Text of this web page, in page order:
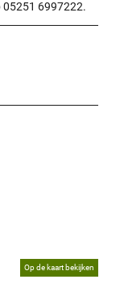
6997222.
Op de kaart bekijken